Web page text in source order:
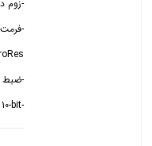
-HDR 10-bit